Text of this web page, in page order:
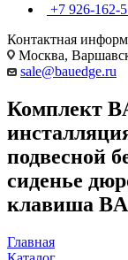
+7 926-162-
Контактная
Москва,
sale@bauedge.ru
Комплект
подвесной
сиденье
клавиша
Главная